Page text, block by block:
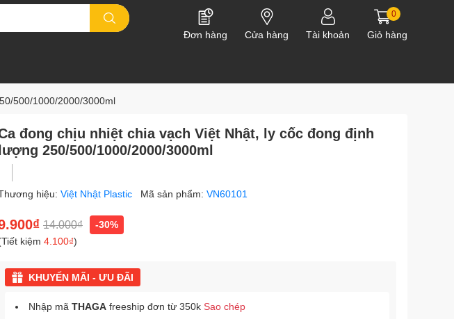
Đơn hàng Cửa hàng Tài khoản
0
Giỏ hàng
500/1000/2000/3000ml
đong chịu nhiệt chia vạch Việt Nhật, ly cốc đong định
lượng 250/500/1000/2000/3000ml
hiệu: Việt Nhật Plastic Mã sản phẩm: VN60101
14.000₫
-30%
kiệm 4.100₫)
KHUYẾN MÃI - ƯU ĐÃI
Nhập mã THAGA freeship đơn từ 350k Sao chép